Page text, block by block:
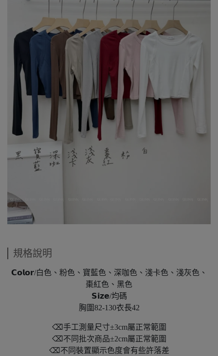
規格說明
𝗖𝗼𝗹𝗼𝗿/白色、粉色、寶藍色、深咖色、淺卡色、淺灰色、
棗紅色、黑色
𝗦𝗶𝘇𝗲/均碼
胸圍82-130衣長42
⌫手工測量尺寸±3cm屬正常範圍
⌫不同批次商品±2cm屬正常範圍
⌫不同裝置顯示色度會有些許落差